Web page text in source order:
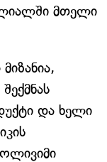
მთელი
და ხელი